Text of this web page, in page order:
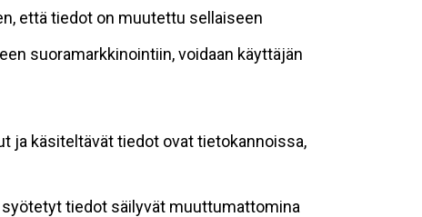
että tiedot on muutettu sellaiseen
suoramarkkinointiin, voidaan käyttäjän
ja käsiteltävät tiedot ovat tietokannoissa,
tiedot säilyvät muuttumattomina